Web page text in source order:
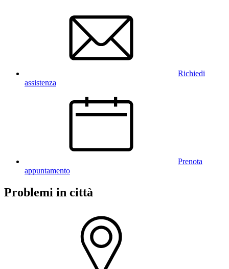
Richiedi
assistenza
Prenota
appuntamento
Problemi in città